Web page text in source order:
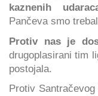
kaznenih
Pančeva smo
Protiv nas je
drugoplasirani tim
postojala.
Protiv